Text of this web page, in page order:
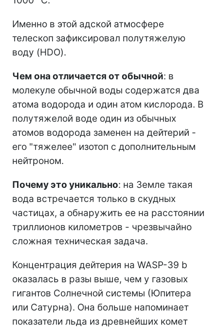
Именно в этой адской атмосфере
телескоп зафиксировал полутяжелую
воду (HDO).
Чем она отличается от обычной: в
молекуле обычной воды содержатся два
атома водорода и один атом кислорода. В
полутяжелой воде один из обычных
атомов водорода заменен на дейтерий -
его "тяжелее" изотоп с дополнительным
нейтроном.
Почему это уникально: на Земле такая
вода встречается только в скудных
частицах, а обнаружить ее на расстоянии
триллионов километров - чрезвычайно
сложная техническая задача.
Концентрация дейтерия на WASP-39 b
оказалась в разы выше, чем у газовых
гигантов Солнечной системы (Юпитера
или Сатурна). Она больше напоминает
показатели льда из древнейших комет